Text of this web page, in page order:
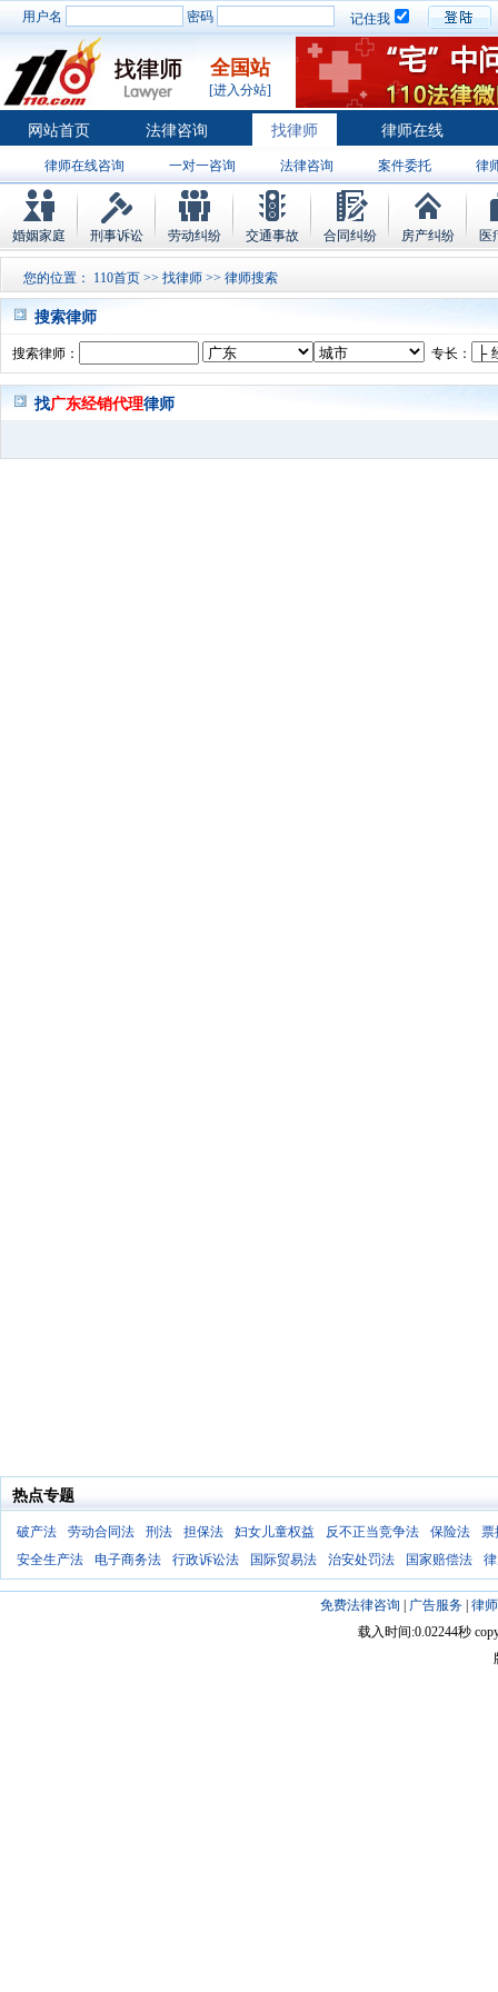
用户名 密码 记住我
全国站
[进入分站]
网站首页 法律咨询 找律师 律师在线
律师在线咨询 一对一咨询 法律咨询 案件委托 律
婚姻家庭 刑事诉讼 劳动纠纷 交通事故 合同纠纷 房产纠纷 医
您的位置： 110首页 >> 找律师 >> 律师搜索
搜索律师
搜索律师： 专长：
找广东经销代理律师
热点专题
破产法 劳动合同法 刑法 担保法 妇女儿童权益 反不正当竞争法 保险法
票
安全生产法
电子商务法 行政诉讼法 国际贸易法 治安处罚法 国家赔偿法
免费法律咨询 广告服务| 律
载入时间:0.02244秒